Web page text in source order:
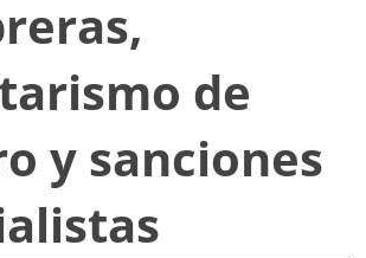
de
y sanciones